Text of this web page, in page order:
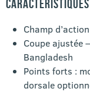
CARACTÉRISTIQUES
Champ
Coupe ajustée
Bangladesh
Points forts :
dorsale